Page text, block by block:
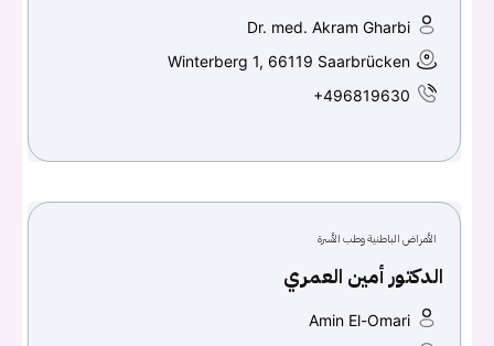
Dr. med. Akram Gharbi
Winterberg 1, 66119 Saarbrücken
+496819630
الأمراض الباطنية وطب الأسرة
الدكتور أمين العمري
Amin El-Omari